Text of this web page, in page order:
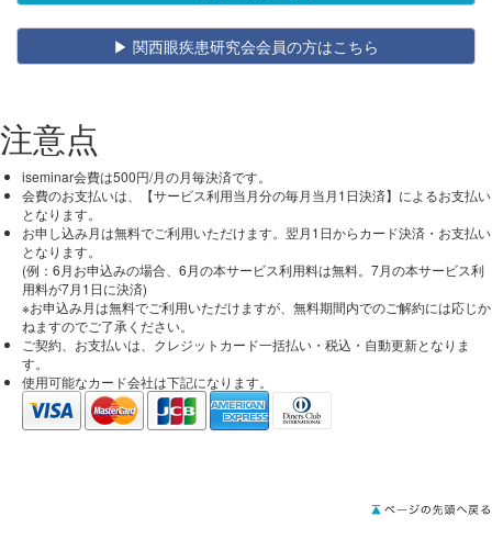
▶ 関西眼疾患研究会会員の方はこちら
注意点
iseminar会費は500円/月の月毎決済です。
会費のお支払いは、【サービス利用当月分の毎月当月1日決済】によるお支払い
となります。
お申し込み月は無料でご利用いただけます。翌月1日からカード決済・お支払い
となります。
(例：6月お申込みの場合、6月の本サービス利用料は無料。7月の本サービス利
用料が7月1日に決済)
※お申込み月は無料でご利用いただけますが、無料期間内でのご解約には応じか
ねますのでご了承ください。
ご契約、お支払いは、クレジットカード一括払い・税込・自動更新となりま
す。
使用可能なカード会社は下記になります。